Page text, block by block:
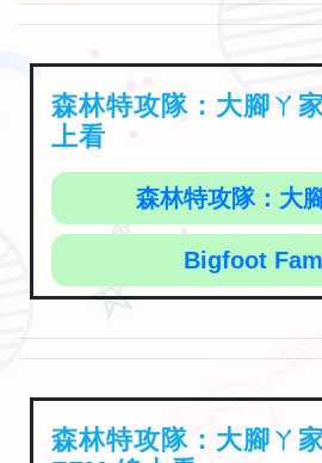
森林特攻隊：大腳ㄚ
上看
森林特攻隊：大
Bigfoot
森林特攻隊：大腳ㄚ